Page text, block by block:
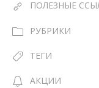
ПОЛЕЗНЫЕ
РУБРИКИ
ТЕГИ
АКЦИИ